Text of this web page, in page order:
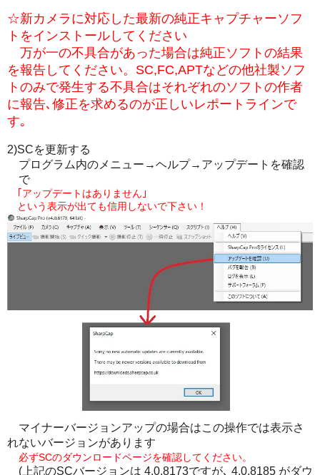
☆新カメラに対応した最新の純正キャプチャーソフ
トをインストールしてください
万が一の不具合があった場合は純正ソフトの結果
を報告してください。SC,FC,APTなどの他社製ソフ
トのみで発生する不具合はそれぞれのソフトの作者
に報告､修正を求めるのが正しいレポートラインで
す｡
2)SCを更新する
プログラム内のメニュー→ヘルプ→アップデートを確認
で
｢アップデートはありません｣
という表示が出ても信用しないで下さい！
マイナーバージョンアップの場合はこの操作では表示さ
れないバージョンがあります
必ずSCのダウンロードページを確認してください。
(上記のSCバージョンは 4.0.8173ですが､ 4.0.8185 がダウ